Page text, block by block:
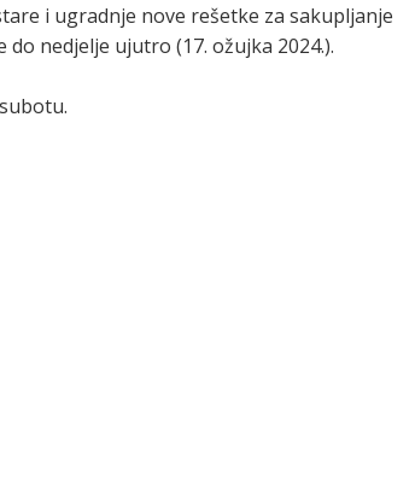
i ugradnje nove rešetke za sakupljanje
nedjelje ujutro (17. ožujka 2024.).